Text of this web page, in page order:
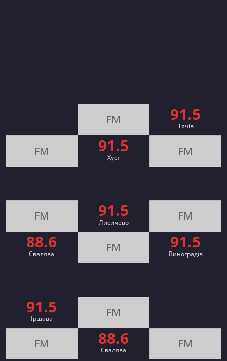
FM 91.5
Тячів
FM 91.5
Хуст FM
FM 91.5
Лисичево FM
88.6
Свалява FM 91.5
Виноградів
91.5
Іршава FM
FM 88.6
Cвалява FM